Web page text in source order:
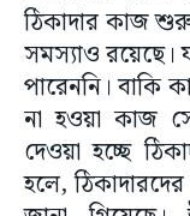
ঠিকাদার কাজ
সমস্যাও রয়েছে।
পারেননি। বাকি
না হওয়া কাজ
দেওয়া হচ্ছে
হলে,